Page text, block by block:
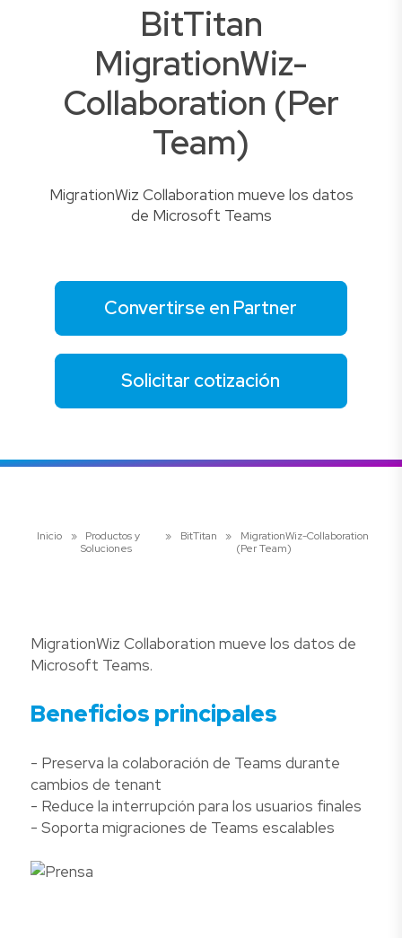
BitTitan
MigrationWiz-
Collaboration (Per
Team)
MigrationWiz Collaboration mueve los datos
de Microsoft Teams
Convertirse en Partner
Solicitar cotización
Inicio »
Productos y
Soluciones
» BitTitan »
MigrationWiz-Collaboration
(Per Team)
MigrationWiz Collaboration mueve los datos de
Microsoft Teams.
Beneficios principales
- Preserva la colaboración de Teams durante
cambios de tenant
- Reduce la interrupción para los usuarios finales
- Soporta migraciones de Teams escalables